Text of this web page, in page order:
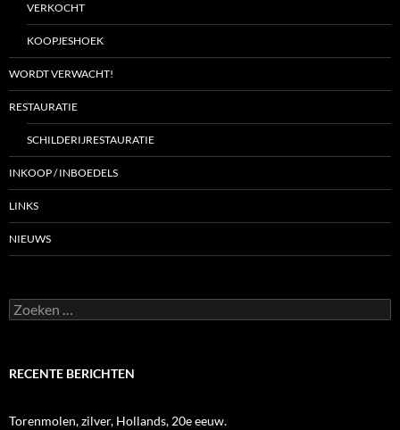
VERKOCHT
KOOPJESHOEK
WORDT VERWACHT!
RESTAURATIE
SCHILDERIJRESTAURATIE
INKOOP / INBOEDELS
LINKS
NIEUWS
Zoeken
naar:
RECENTE BERICHTEN
Torenmolen, zilver, Hollands, 20e eeuw.